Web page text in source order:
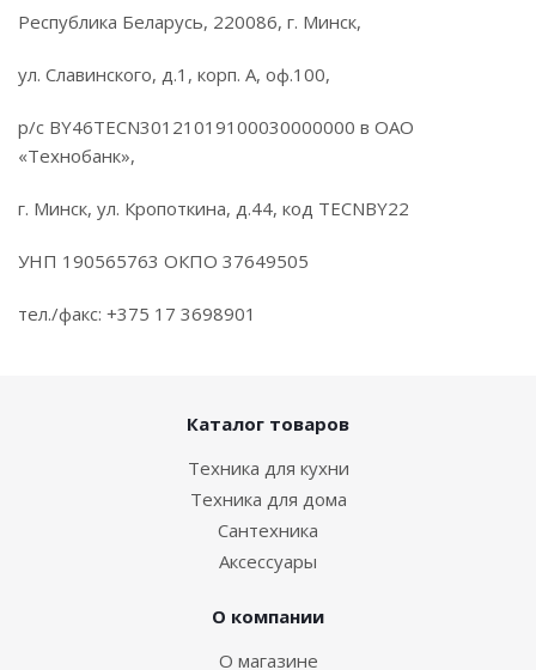
Республика Беларусь, 220086, г. Минск,
ул. Славинского, д.1, корп. А, оф.100,
р/с BY46TECN30121019100030000000 в ОАО
«Технобанк»,
г. Минск, ул. Кропоткина, д.44, код TECNBY22
УНП 190565763 ОКПО 37649505
тел./факс: +375 17 3698901
Каталог товаров
Техника для кухни
Техника для дома
Сантехника
Аксессуары
О компании
О магазине